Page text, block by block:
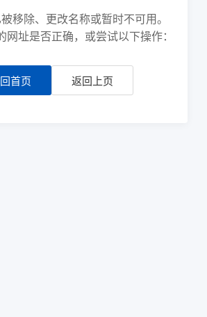
移除、更改名称或暂时不可用。
网址是否正确，或尝试以下操作：
首页 返回上页